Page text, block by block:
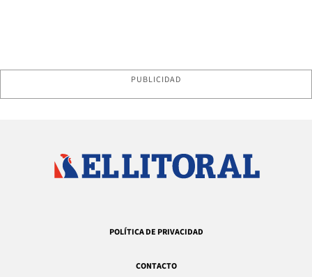
PUBLICIDAD
POLÍTICA DE PRIVACIDAD
CONTACTO